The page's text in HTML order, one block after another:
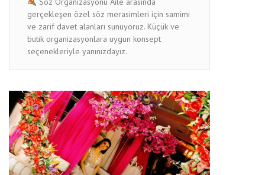
gerçekleşen özel söz merasimleri için samimi
ve zarif davet alanları sunuyoruz. Küçük ve
butik organizasyonlara uygun konsept
seçenekleriyle yanınızdayız.